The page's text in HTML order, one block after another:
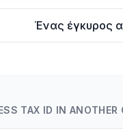
Ένας έγκυρος
TAX ID IN ANOTHER